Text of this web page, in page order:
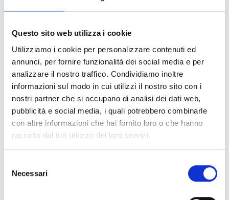
Questo sito web utilizza i cookie
Utilizziamo i cookie per personalizzare contenuti ed
annunci, per fornire funzionalità dei social media e per
analizzare il nostro traffico. Condividiamo inoltre
informazioni sul modo in cui utilizzi il nostro sito con i
nostri partner che si occupano di analisi dei dati web,
pubblicità e social media, i quali potrebbero combinarle
con altre informazioni che hai fornito loro o che hanno
raccolto dal tuo utilizzo dei loro servizi.
delNecessari
(O.P.I. (ex O.I.L.))
⇨ Registro Unico delle Fatture
⇨ Adempimento ART.1 C.32 L. 190/2012
⇨ Genera IUV Pagamenti Spontanei